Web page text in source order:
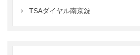
TSAダイヤル南京錠